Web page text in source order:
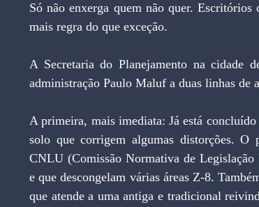
Só não enxerga quem não quer.
mais regra do que exceção.
A Secretaria do Planejamento na cidade
administração Paulo Maluf a duas linhas de
A primeira, mais imediata: Já está
solo que corrigem algumas distorções. O
CNLU (Comissão Normativa de
e que descongelam várias áreas Z-8.
que atende a uma antiga e tradicional